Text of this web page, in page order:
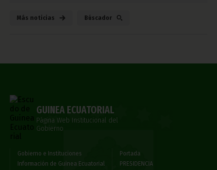
Más noticias Búscador
GUINEA ECUATORIAL
Página Web Institucional del
Gobierno
Gobierno e Instituciones
Información de Guinea Ecuatorial
Portada
PRESIDENCIA